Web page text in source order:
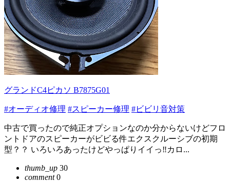
グランドC4ピカソ B7875G01
#オーディオ修理 #スピーカー修理 #ビビリ音対策
中古で買ったので純正オプションなのか分からないけどフロ
ントドアのスピーカーがビビる件エクスクルーシブの初期
型？？ いろいろあったけどやっぱりイイっ‼️カロ...
thumb_up 30
comment0